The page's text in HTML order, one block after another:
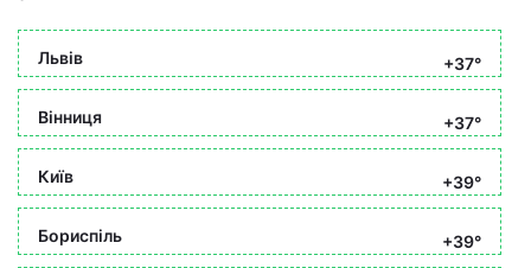
Львів +37°
Вінниця +37°
Київ +39°
Бориспіль +39°